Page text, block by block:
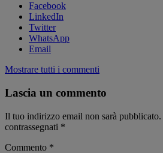
Facebook
LinkedIn
Twitter
WhatsApp
Email
Mostrare tutti i commenti
Lascia un commento
Il tuo indirizzo email non sarà pubblicato.
contrassegnati *
Commento *